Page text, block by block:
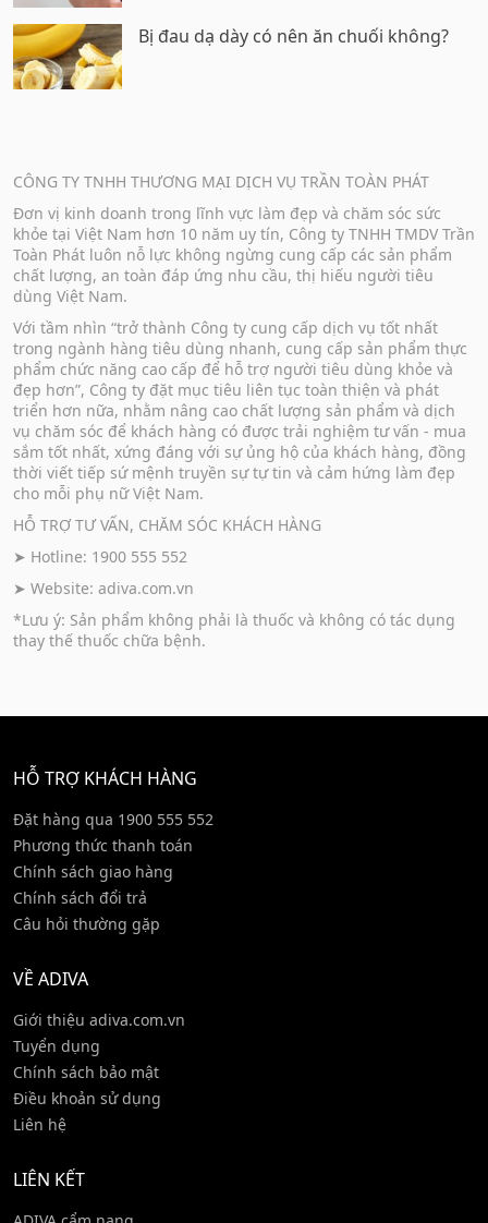
Bị đau dạ dày có nên ăn chuối không?
CÔNG TY TNHH THƯƠNG MẠI DỊCH VỤ TRẦN TOÀN PHÁT
Đơn vị kinh doanh trong lĩnh vực làm đẹp và chăm sóc sức
khỏe tại Việt Nam hơn 10 năm uy tín, Công ty TNHH TMDV Trần
Toàn Phát luôn nỗ lực không ngừng cung cấp các sản phẩm
chất lượng, an toàn đáp ứng nhu cầu, thị hiếu người tiêu
dùng Việt Nam.
Với tầm nhìn “trở thành Công ty cung cấp dịch vụ tốt nhất
trong ngành hàng tiêu dùng nhanh, cung cấp sản phẩm thực
phẩm chức năng cao cấp để hỗ trợ người tiêu dùng khỏe và
đẹp hơn”, Công ty đặt mục tiêu liên tục toàn thiện và phát
triển hơn nữa, nhằm nâng cao chất lượng sản phẩm và dịch
vụ chăm sóc để khách hàng có được trải nghiệm tư vấn - mua
sắm tốt nhất, xứng đáng với sự ủng hộ của khách hàng, đồng
thời viết tiếp sứ mệnh truyền sự tự tin và cảm hứng làm đẹp
cho mỗi phụ nữ Việt Nam.
HỖ TRỢ TƯ VẤN, CHĂM SÓC KHÁCH HÀNG
➤ Hotline: 1900 555 552
➤ Website: adiva.com.vn
*Lưu ý: Sản phẩm không phải là thuốc và không có tác dụng
thay thế thuốc chữa bệnh.
HỖ TRỢ KHÁCH HÀNG
Đặt hàng qua 1900 555 552
Phương thức thanh toán
Chính sách giao hàng
Chính sách đổi trả
Câu hỏi thường gặp
VỀ ADIVA
Giới thiệu adiva.com.vn
Tuyển dụng
Chính sách bảo mật
Điều khoản sử dụng
Liên hệ
LIÊN KẾT